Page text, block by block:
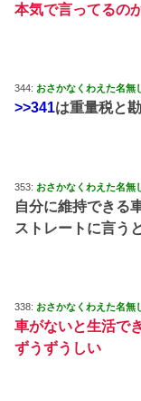
本気で言ってるの
344: おさかなくわえた名無
>>341は重量税と
353: おさかなくわえた名無
自分に維持できる
ストレートに言う
338: おさかなくわえた名無
車がないと生活で
ずうずうしい